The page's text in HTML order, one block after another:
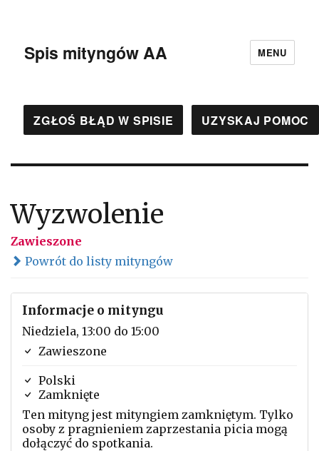
Spis mityngów AA MENU
ZGŁOŚ BŁĄD W SPISIE UZYSKAJ POMOC
Wyzwolenie
Zawieszone
Powrót do listy mityngów
Informacje o mityngu
Niedziela, 13:00 do 15:00
Zawieszone
Polski
Zamknięte
Ten mityng jest mityngiem zamkniętym. Tylko
osoby z pragnieniem zaprzestania picia mogą
dołączyć do spotkania.